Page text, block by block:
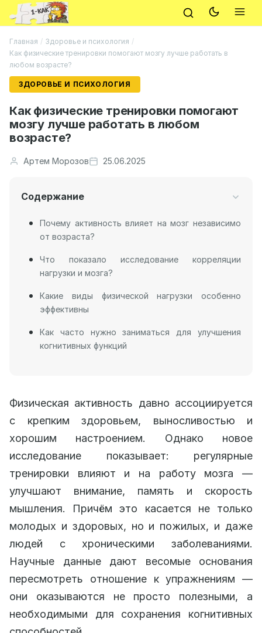
Главная / Здоровье и психология /
Как физические тренировки помогают мозгу лучше работать в
любом возрасте?
ЗДОРОВЬЕ И ПСИХОЛОГИЯ
Как физические тренировки помогают
мозгу лучше работать в любом
возрасте?
Артем Морозов 25.06.2025
Содержание
Почему активность влияет на мозг независимо
от возраста?
Что показало исследование корреляции
нагрузки и мозга?
Какие виды физической нагрузки особенно
эффективны
Как часто нужно заниматься для улучшения
когнитивных функций
Физическая активность давно ассоциируется
с крепким здоровьем, выносливостью и
хорошим настроением. Однако новое
исследование показывает: регулярные
тренировки влияют и на работу мозга —
улучшают внимание, память и скорость
мышления. Причём это касается не только
молодых и здоровых, но и пожилых, и даже
людей с хроническими заболеваниями.
Научные данные дают весомые основания
пересмотреть отношение к упражнениям —
они оказываются не просто полезными, а
необходимыми для сохранения когнитивных